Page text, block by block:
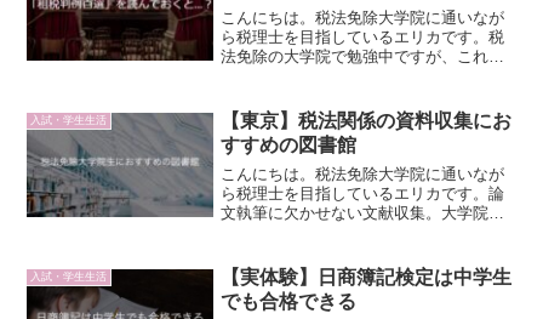
こんにちは。税法免除大学院に通いなが
ら税理士を目指しているエリカです。税
法免除の大学院で勉強中ですが、これを
「租税判例百選」を読んでおくタイトル
通り、租税判例百選を読んで...
入試・学生生活
【東京】税法関係の資料収集にお
すすめの図書館
こんにちは。税法免除大学院に通いなが
ら税理士を目指しているエリカです。論
文執筆に欠かせない文献収集。大学院生
大学図書館にはない資料を探さないとい
けないことも…。しかし、...
入試・学生生活
【実体験】日商簿記検定は中学生
でも合格できる